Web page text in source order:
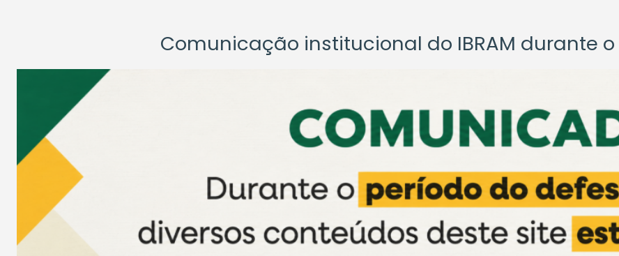
Comunicação institucional do IBRAM durante